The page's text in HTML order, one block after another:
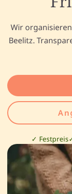
Wir
Beelitz.
✓ Festpreis